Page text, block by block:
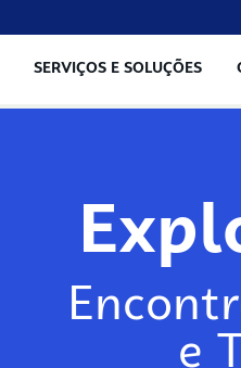
SERVIÇOS E SOLUÇÕES
e